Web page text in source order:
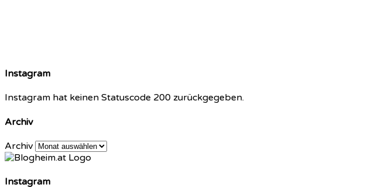
Instagram
Instagram hat keinen Statuscode 200 zurückgegeben.
Archiv
Archiv
Instagram